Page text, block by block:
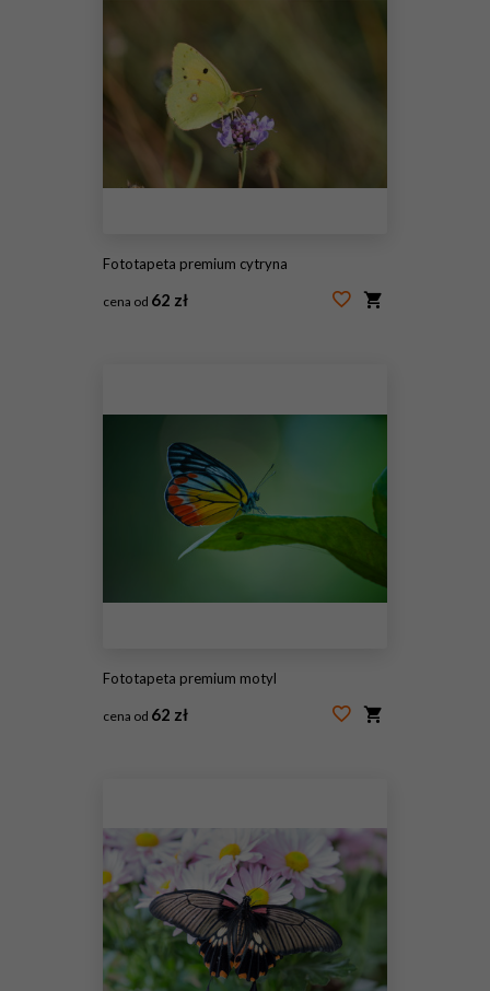
Fototapeta premium cytryna
cena od 62 zł
Fototapeta premium motyl
cena od 62 zł